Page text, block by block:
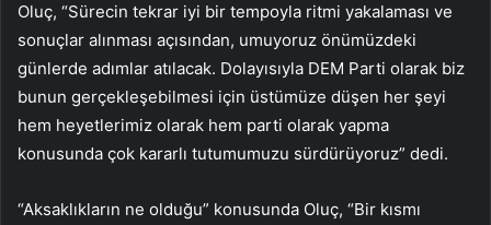
Oluç, “Sürecin tekrar iyi bir tempoyla ritmi yakalaması ve
sonuçlar alınması açısından, umuyoruz önümüzdeki
günlerde adımlar atılacak. Dolayısıyla DEM Parti olarak biz
bunun gerçekleşebilmesi için üstümüze düşen her şeyi
hem heyetlerimiz olarak hem parti olarak yapma
konusunda çok kararlı tutumumuzu sürdürüyoruz” dedi.
“Aksaklıkların ne olduğu” konusunda Oluç, “Bir kısmı